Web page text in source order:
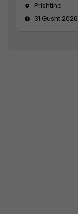
Prishtine
31 Gusht 2026